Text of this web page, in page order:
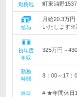
勤務地
町東油野
給与
月給20.3万
いたします※
初年度
年収
325万円～
勤務
時間
8：00～17：
休日
# ★年間休日